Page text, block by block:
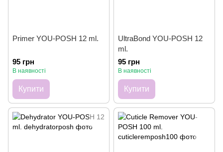
Primer YOU-POSH 12 ml.
95 грн
В наявності
Купити
UltraBond YOU-POSH 12
ml.
95 грн
В наявності
Купити